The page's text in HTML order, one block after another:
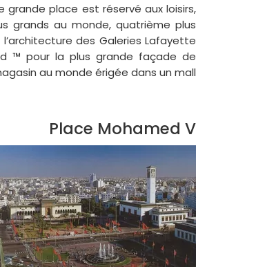
place est réservé aux loisirs,
grands au monde, quatrième plus
des Galeries Lafayette
™ pour la plus grande façade de
au monde érigée dans un mall.
Place Mohamed V